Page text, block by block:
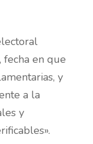
en que
y
a la
y